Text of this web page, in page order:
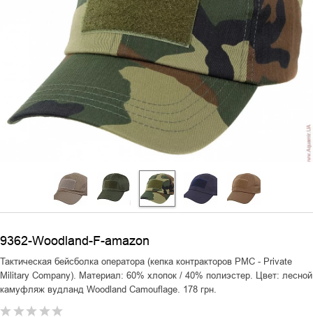
9362-Woodland-F-amazon
Тактическая бейсболка оператора (кепка контракторов PMC - Private
Military Company). Материал: 60% хлопок / 40% полиэстер. Цвет: лесной
камуфляж вудланд Woodland Camouflage. 178 грн.